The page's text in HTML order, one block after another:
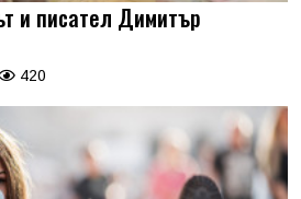
и писател Димитър
420